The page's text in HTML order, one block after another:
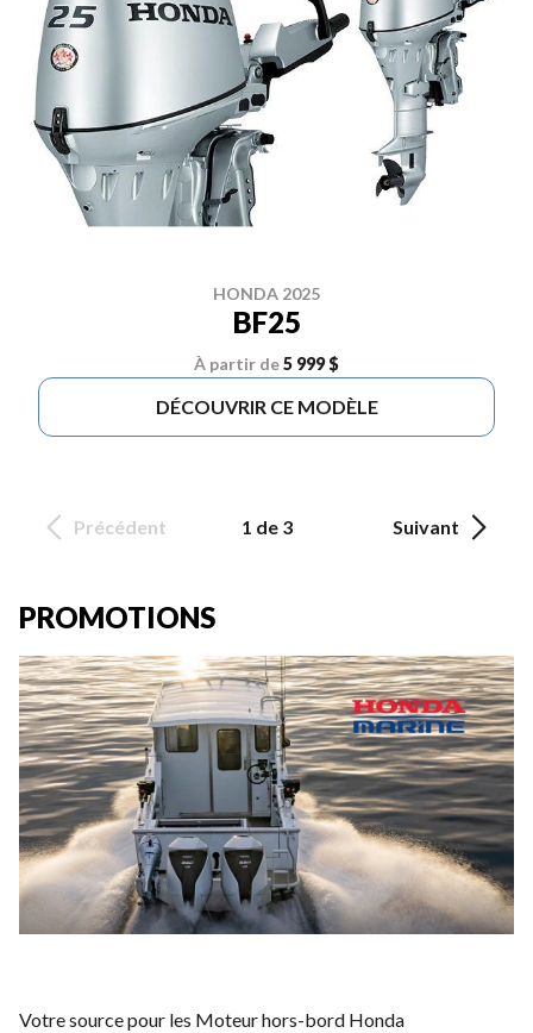
HONDA 2025
BF25
À partir de5 999 $
DÉCOUVRIR CE MODÈLE
Précédent 1 de 3 Suivant
PROMOTIONS
Votre source pour les Moteur hors-bord Honda